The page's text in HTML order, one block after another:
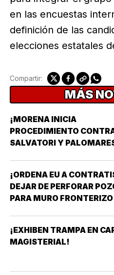
en las encuestas
definición de las
elecciones estatales
Compartir:
MÁS
¡MORENA INICIA
PROCEDIMIENTO
SALVATORI Y
¡ORDENA EU A
DEJAR DE PERFORAR
PARA MURO FRONTERIZO
¡EXHIBEN TRAMPA EN
MAGISTERIAL!